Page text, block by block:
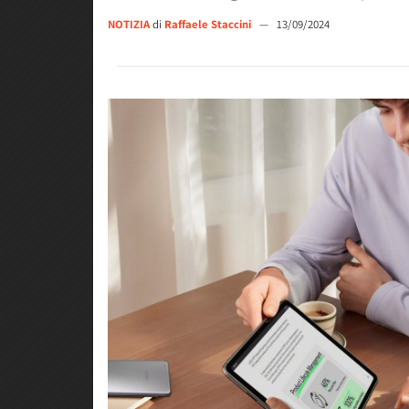
NOTIZIAdi Raffaele Staccini — 13/09/2024